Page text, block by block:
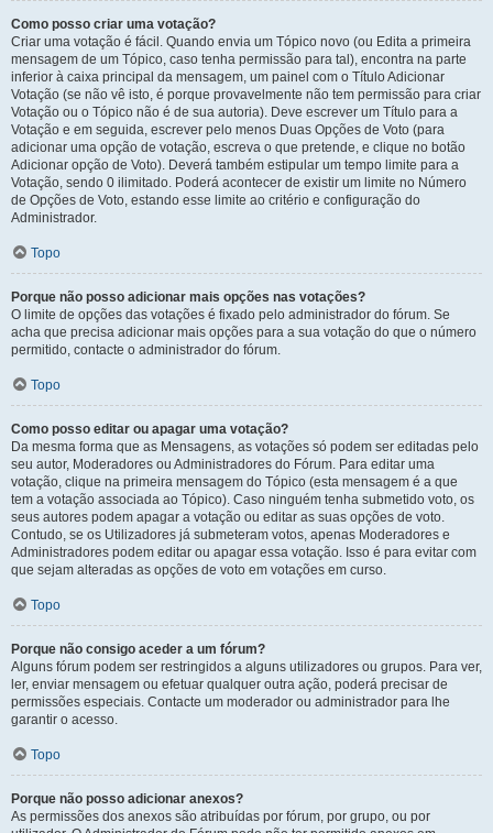
Como posso criar uma votação?
Criar uma votação é fácil. Quando envia um Tópico novo (ou Edita a primeira
mensagem de um Tópico, caso tenha permissão para tal), encontra na parte
inferior à caixa principal da mensagem, um painel com o Título Adicionar
Votação (se não vê isto, é porque provavelmente não tem permissão para criar
Votação ou o Tópico não é de sua autoria). Deve escrever um Título para a
Votação e em seguida, escrever pelo menos Duas Opções de Voto (para
adicionar uma opção de votação, escreva o que pretende, e clique no botão
Adicionar opção de Voto). Deverá também estipular um tempo limite para a
Votação, sendo 0 ilimitado. Poderá acontecer de existir um limite no Número
de Opções de Voto, estando esse limite ao critério e configuração do
Administrador.
Topo
Porque não posso adicionar mais opções nas votações?
O limite de opções das votações é fixado pelo administrador do fórum. Se
acha que precisa adicionar mais opções para a sua votação do que o número
permitido, contacte o administrador do fórum.
Topo
Como posso editar ou apagar uma votação?
Da mesma forma que as Mensagens, as votações só podem ser editadas pelo
seu autor, Moderadores ou Administradores do Fórum. Para editar uma
votação, clique na primeira mensagem do Tópico (esta mensagem é a que
tem a votação associada ao Tópico). Caso ninguém tenha submetido voto, os
seus autores podem apagar a votação ou editar as suas opções de voto.
Contudo, se os Utilizadores já submeteram votos, apenas Moderadores e
Administradores podem editar ou apagar essa votação. Isso é para evitar com
que sejam alteradas as opções de voto em votações em curso.
Topo
Porque não consigo aceder a um fórum?
Alguns fórum podem ser restringidos a alguns utilizadores ou grupos. Para ver,
ler, enviar mensagem ou efetuar qualquer outra ação, poderá precisar de
permissões especiais. Contacte um moderador ou administrador para lhe
garantir o acesso.
Topo
Porque não posso adicionar anexos?
As permissões dos anexos são atribuídas por fórum, por grupo, ou por